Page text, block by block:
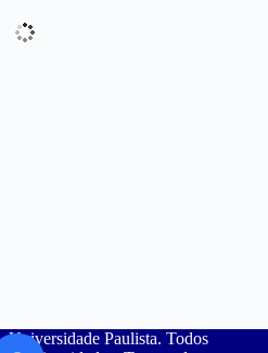
Paulista. Todos